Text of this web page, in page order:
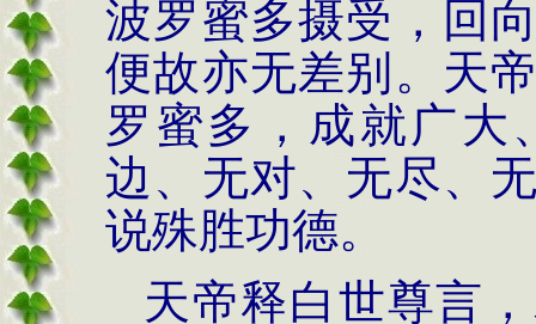
波罗蜜多摄受，回
便故亦无差别。天
罗蜜多，成就广大
边、无对、无尽、
说殊胜功德。
天帝释白世尊言